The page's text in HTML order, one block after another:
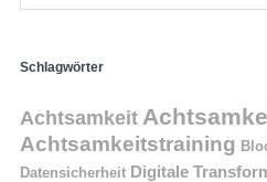
Schlagwörter
Achtsamkeit
Achtsamkeitstraining
Datensicherheit Digitale